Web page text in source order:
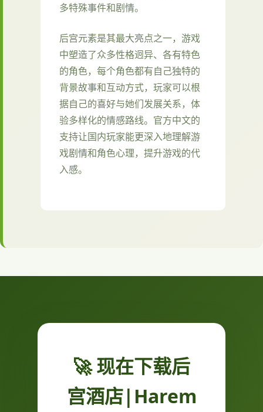
多特殊事件和剧情。
后宫元素是其最大亮点之一，游戏
中塑造了众多性格迥异、各有特色
的角色，每个角色都有自己独特的
背景故事和互动方式，玩家可以根
据自己的喜好与她们发展关系，体
验多样化的情感路线。官方中文的
支持让国内玩家能更深入地理解游
戏剧情和角色心理，提升游戏的代
入感。
🚀 现在下载后
宫酒店|Harem